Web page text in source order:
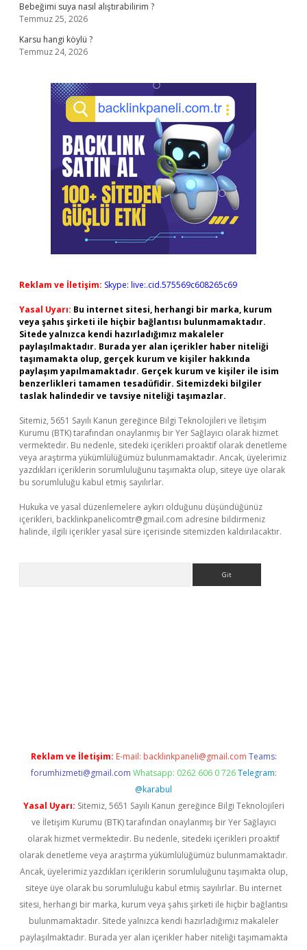
Bebeğimi suya nasıl alıştırabilirim ?
Temmuz 25, 2026
Karsu hangi köylü ?
Temmuz 24, 2026
Reklam ve İletişim: Skype: live:.cid.575569c608265c69
Yasal Uyarı: Bu internet sitesi, herhangi bir marka, kurum
veya şahıs şirketi ile hiçbir bağlantısı bulunmamaktadır.
Sitede yalnızca kendi hazırladığımız makaleler
paylaşılmaktadır. Burada yer alan içerikler haber niteliği
taşımamakta olup, gerçek kurum ve kişiler hakkında
paylaşım yapılmamaktadır. Gerçek kurum ve kişiler ile isim
benzerlikleri tamamen tesadüfidir. Sitemizdeki bilgiler
taslak halindedir ve tavsiye niteliği taşımazlar.
Sitemiz, 5651 Sayılı Kanun gereğince Bilgi Teknolojileri ve İletişim
Kurumu (BTK) tarafından onaylanmış bir Yer Sağlayıcı olarak hizmet
vermektedir. Bu nedenle, sitedeki içerikleri proaktif olarak denetleme
veya araştırma yükümlülüğümüz bulunmamaktadır. Ancak, üyelerimiz
yazdıkları içeriklerin sorumluluğunu taşımakta olup, siteye üye olarak
bu sorumluluğu kabul etmiş sayılırlar.
Hukuka ve yasal düzenlemelere aykırı olduğunu düşündüğünüz
içerikleri, backlinkpanelicomtr@gmail.com adresine bildirmeniz
halinde, ilgili içerikler yasal süre içerisinde sitemizden kaldırılacaktır.
Reklam ve İletişim: E-mail: backlinkpaneli@gmail.com Teams:
forumhizmeti@gmail.com Whatsapp: 0262 606 0 726 Telegram:
@karabul
Yasal Uyarı: Sitemiz, 5651 Sayılı Kanun gereğince Bilgi Teknolojileri
ve İletişim Kurumu (BTK) tarafından onaylanmış bir Yer Sağlayıcı
olarak hizmet vermektedir. Bu nedenle, sitedeki içerikleri proaktif
olarak denetleme veya araştırma yükümlülüğümüz bulunmamaktadır.
Ancak, üyelerimiz yazdıkları içeriklerin sorumluluğunu taşımakta olup,
siteye üye olarak bu sorumluluğu kabul etmiş sayılırlar. Bu internet
sitesi, herhangi bir marka, kurum veya şahıs şirketi ile hiçbir bağlantısı
bulunmamaktadır. Sitede yalnızca kendi hazırladığımız makaleler
paylaşılmaktadır. Burada yer alan içerikler haber niteliği taşımamakta